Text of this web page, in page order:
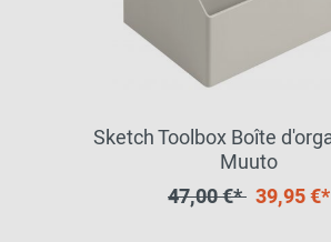
Sketch Toolbox Boîte d'organisation
Muuto
47,00 €* 39,95 €*